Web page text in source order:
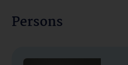
Persons